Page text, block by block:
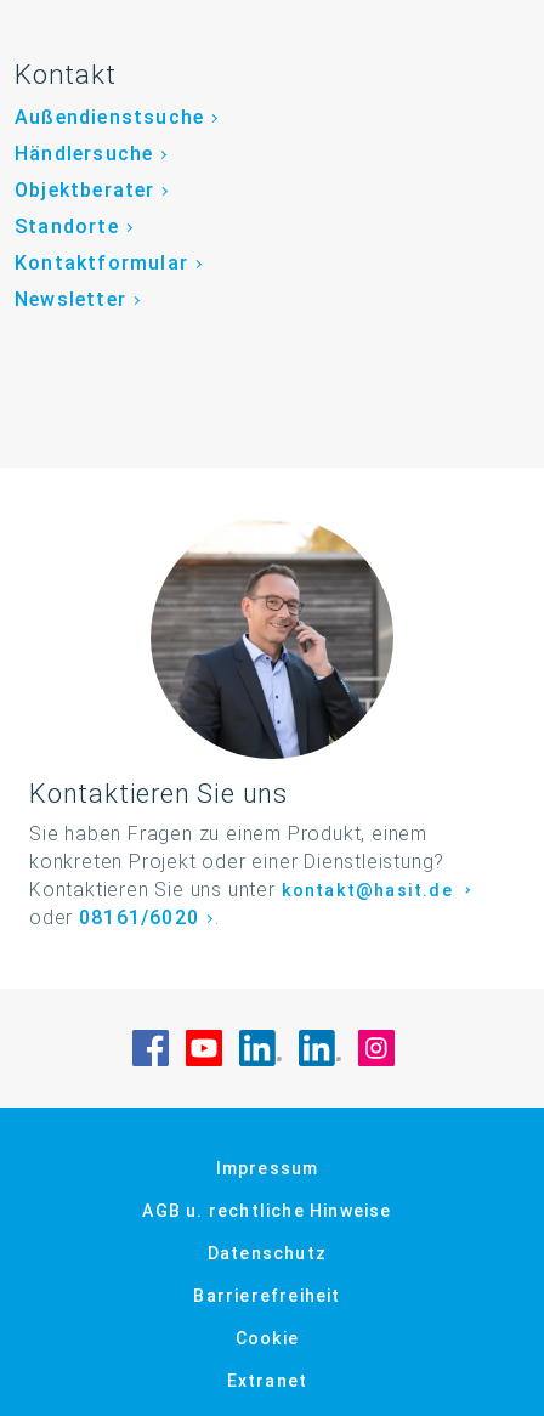
Kontakt
Außendienstsuche
Händlersuche
Objektberater
Standorte
Kontaktformular
Newsletter
Ihr
Kontaktieren Sie uns
Sie haben Fragen zu einem Produkt, einem
konkreten Projekt oder einer Dienstleistung?
Kontaktieren Sie uns unter kontakt@hasit.de
oder 08161/6020
Besuche uns auf Facebook
Besuche uns auf YouTube
Besuche uns auf LinkedIn
Besuche uns auf
Impressum
AGB u. rechtliche Hinweise
Datenschutz
Barrierefreiheit
Cookie
Extranet